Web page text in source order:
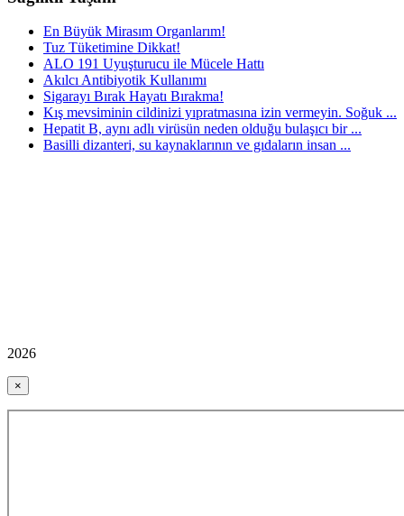
En Büyük Mirasım Organlarım!
Tuz Tüketimine Dikkat!
ALO 191 Uyuşturucu ile Mücele Hattı
Akılcı Antibiyotik Kullanımı
Sigarayı Bırak Hayatı Bırakma!
Kış mevsiminin cildinizi yıpratmasına izin vermeyin. Soğuk ...
Hepatit B, aynı adlı virüsün neden olduğu bulaşıcı bir ...
Basilli dizanteri, su kaynaklarının ve gıdaların insan ...
2026
×